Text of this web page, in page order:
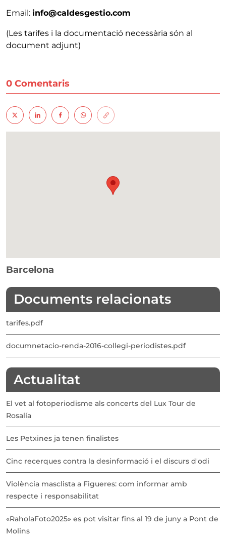
Email: info@caldesgestio.com
(Les tarifes i la documentació necessària són al
document adjunt)
0 Comentaris
Barcelona
Documents relacionats
tarifes.pdf
documnetacio-renda-2016-collegi-periodistes.pdf
Actualitat
El vet al fotoperiodisme als concerts del Lux Tour de
Rosalía
Les Petxines ja tenen finalistes
Cinc recerques contra la desinformació i el discurs d'odi
Violència masclista a Figueres: com informar amb
respecte i responsabilitat
«RaholaFoto2025» es pot visitar fins al 19 de juny a Pont de
Molins